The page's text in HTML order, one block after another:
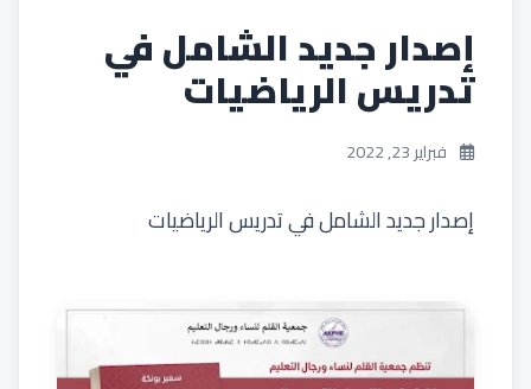
إصدار جديد الشامل في
تدريس الرياضيات
فبراير 23, 2022
إصدار جديد الشامل في تدريس الرياضيات